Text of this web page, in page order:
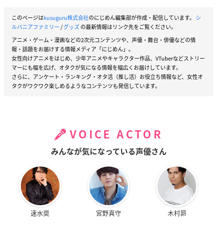
このページはkusuguru株式会社のにじめん編集部が作成・配信しています。 シ
ルバニアファミリー/グッズの最新情報はリンク先をご覧ください。
アニメ・ゲーム・漫画などの2次元コンテンツや、声優・舞台・俳優などの情
報・話題をお届けする情報メディア「にじめん」。
女性向けアニメをはじめ、少年アニメやキャラクター作品、VTuberなどストリー
マーにも幅を広げ、オタクが気になる情報を幅広くお届けしています。
さらに、アンケート・ランキング・オタ活（推し活）お役立ち情報など、女性オ
タクがワクワク楽しめるようなコンテンツも発信しています。
VOICE ACTOR
みんなが気になっている声優さん
速水奨 宮野真守 木村昴